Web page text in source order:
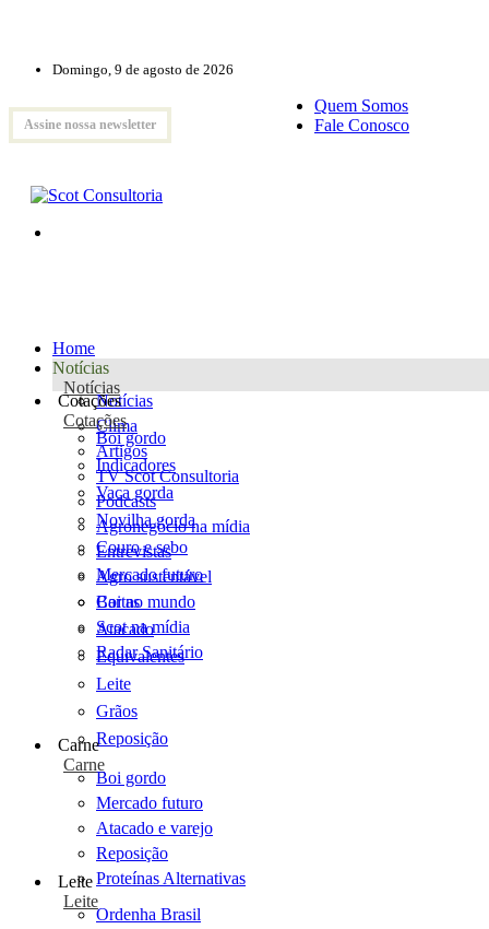
Domingo, 9 de agosto de 2026
Assine nossa newsletter
Quem Somos
Fale Conosco
Home
Notícias
Notícias
Notícias
Clima
Artigos
TV Scot Consultoria
Podcasts
Agronegócio na mídia
Entrevistas
Agro sustentável
Cartas
Scot na mídia
Radar Sanitário
Cotações
Cotações
Boi gordo
Indicadores
Vaca gorda
Novilha gorda
Couro e sebo
Mercado futuro
Boi no mundo
Atacado
Equivalentes
Leite
Grãos
Reposição
Carne
Carne
Boi gordo
Mercado futuro
Atacado e varejo
Reposição
Proteínas Alternativas
Leite
Leite
Ordenha Brasil